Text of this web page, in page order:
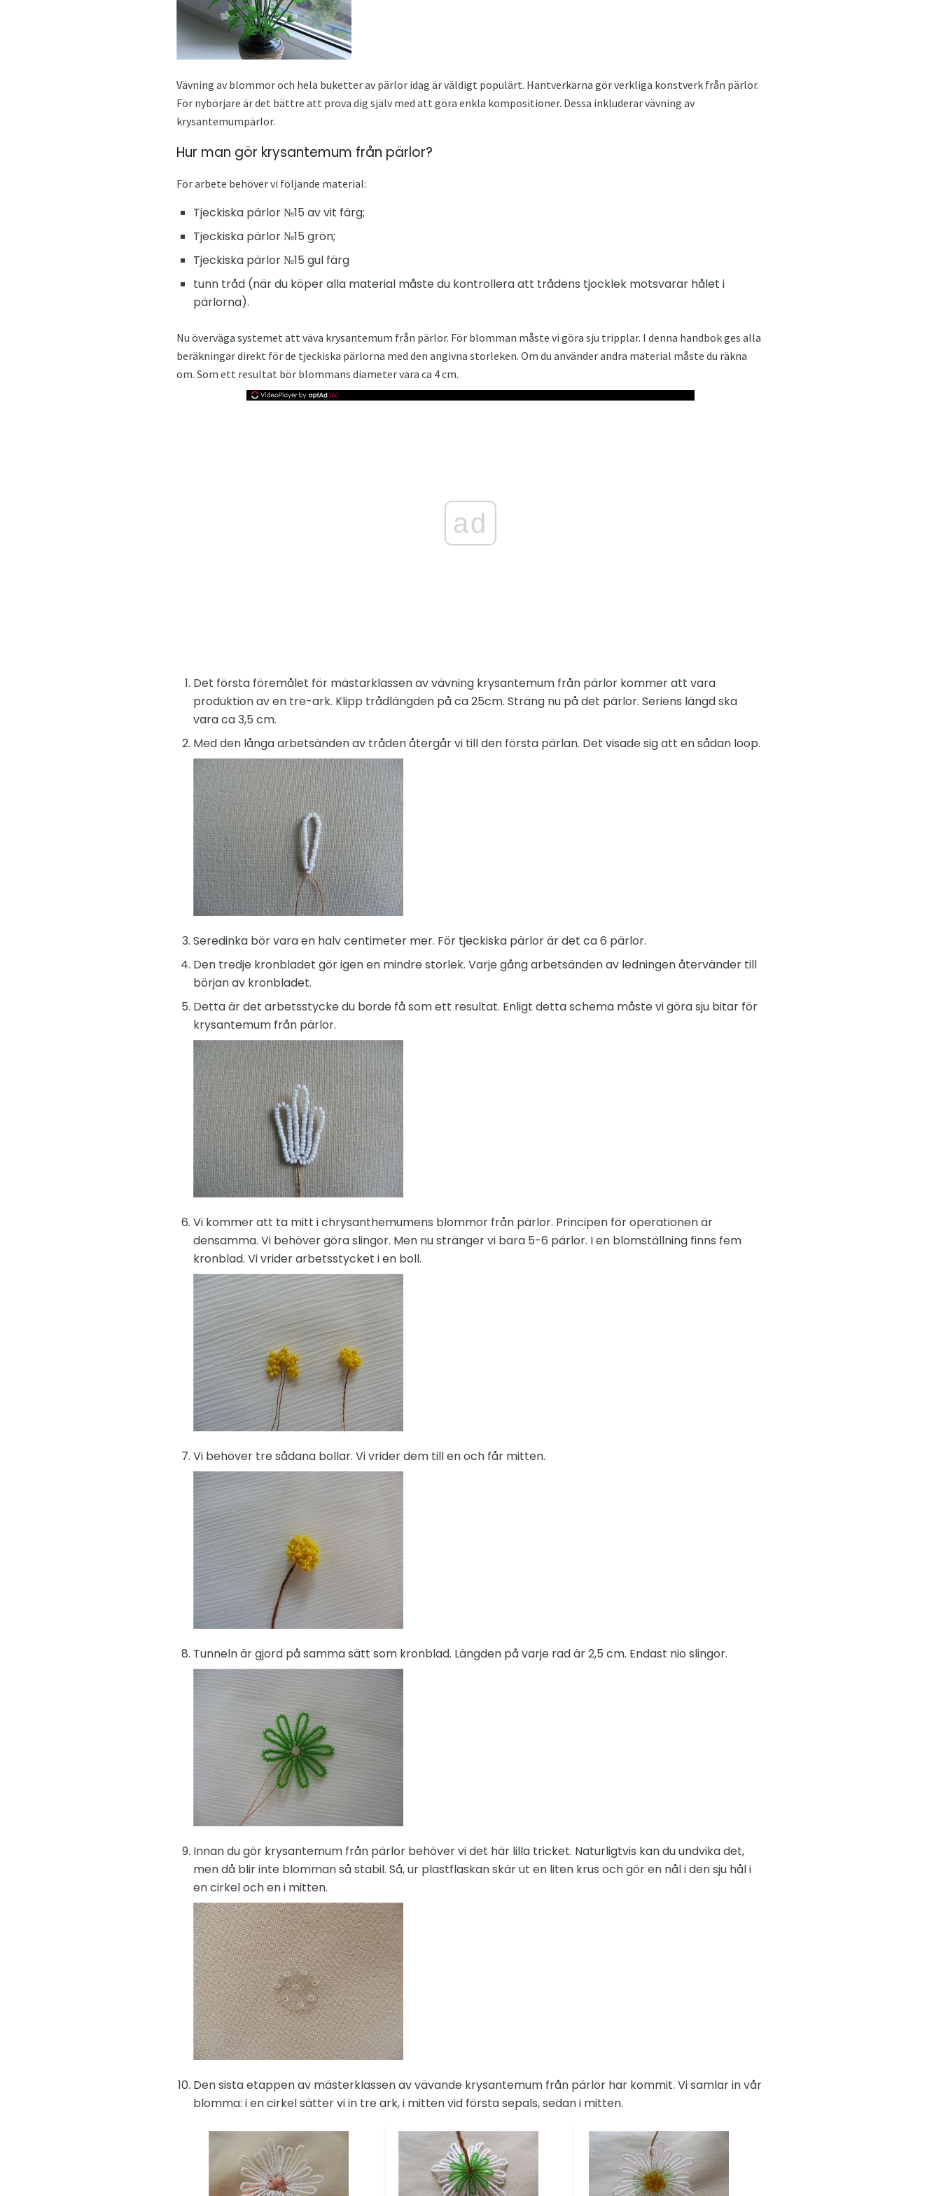
Vävning av blommor och hela buketter av pärlor idag är väldigt populärt. Hantverkarna gör verkliga konstverk från pärlor.
För nybörjare är det bättre att prova dig själv med att göra enkla kompositioner. Dessa inkluderar vävning av
krysantemumpärlor.
Hur man gör krysantemum från pärlor?
För arbete behöver vi följande material:
Tjeckiska pärlor №15 av vit färg;
Tjeckiska pärlor №15 grön;
Tjeckiska pärlor №15 gul färg
tunn tråd (när du köper alla material måste du kontrollera att trådens tjocklek motsvarar hålet i
pärlorna).
Nu överväga systemet att väva krysantemum från pärlor. För blomman måste vi göra sju tripplar. I denna handbok ges alla
beräkningar direkt för de tjeckiska pärlorna med den angivna storleken. Om du använder andra material måste du räkna
om. Som ett resultat bör blommans diameter vara ca 4 cm.
ad
Det första föremålet för mästarklassen av vävning krysantemum från pärlor kommer att vara
produktion av en tre-ark. Klipp trådlängden på ca 25cm. Sträng nu på det pärlor. Seriens längd ska
vara ca 3,5 cm.
Med den långa arbetsänden av tråden återgår vi till den första pärlan. Det visade sig att en sådan loop.
Seredinka bör vara en halv centimeter mer. För tjeckiska pärlor är det ca 6 pärlor.
Den tredje kronbladet gör igen en mindre storlek. Varje gång arbetsänden av ledningen återvänder till
början av kronbladet.
Detta är det arbetsstycke du borde få som ett resultat. Enligt detta schema måste vi göra sju bitar för
krysantemum från pärlor.
Vi kommer att ta mitt i chrysanthemumens blommor från pärlor. Principen för operationen är
densamma. Vi behöver göra slingor. Men nu stränger vi bara 5-6 pärlor. I en blomställning finns fem
kronblad. Vi vrider arbetsstycket i en boll.
Vi behöver tre sådana bollar. Vi vrider dem till en och får mitten.
Tunneln är gjord på samma sätt som kronblad. Längden på varje rad är 2,5 cm. Endast nio slingor.
Innan du gör krysantemum från pärlor behöver vi det här lilla tricket. Naturligtvis kan du undvika det,
men då blir inte blomman så stabil. Så, ur plastflaskan skär ut en liten krus och gör en nål i den sju hål i
en cirkel och en i mitten.
Den sista etappen av mästerklassen av vävande krysantemum från pärlor har kommit. Vi samlar in vår
blomma: i en cirkel sätter vi in ​​tre ark, i mitten vid första sepals, sedan i mitten.